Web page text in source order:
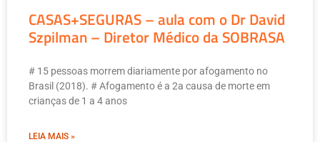
CASAS+SEGURAS – aula com o Dr David
Szpilman – Diretor Médico da SOBRASA
# 15 pessoas morrem diariamente por afogamento no
Brasil (2018). # Afogamento é a 2a causa de morte em
crianças de 1 a 4 anos
LEIA MAIS »